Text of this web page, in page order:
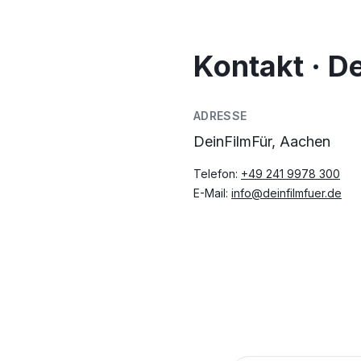
Kontakt ·
ADRESSE
DeinFilmFür, Aachen
Telefon: +49 241 9978 300
E-Mail: info@deinfilmfuer.de